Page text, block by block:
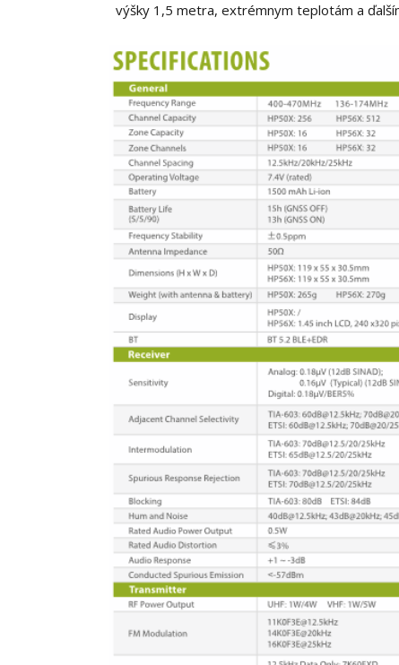
výšky 1,5 metra, extrémnym teplotám a